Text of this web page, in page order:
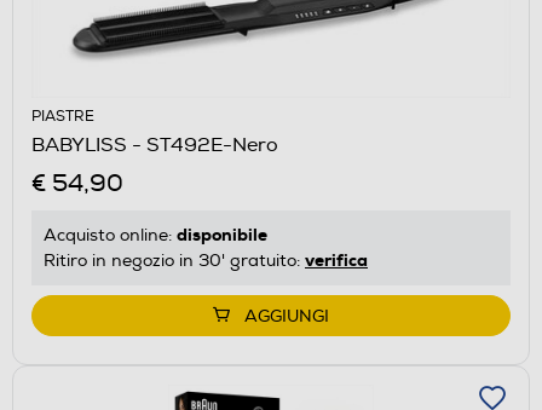
PIASTRE
BABYLISS - ST492E-Nero
€ 54,90
Acquisto online: disponibile
Ritiro in negozio in 30' gratuito: verifica
AGGIUNGI